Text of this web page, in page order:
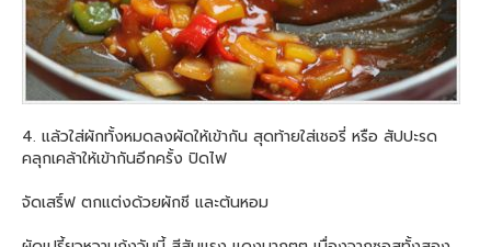
4. แล้วใส่ผักทั้งหมดลงผัดให้เข้ากัน สุดท้ายใส่เชอรี่ หรือ สัปปะรด
คลุกเคล้าให้เข้ากันอีกครั้ง ปิดไฟ
จัดเสริ์ฟ ตกแต่งด้วยผักชี และต้นหอม